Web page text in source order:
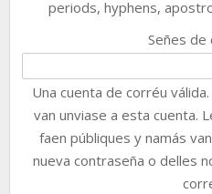
periods, hyphens,
Señes de
Una cuenta de corréu
van unviase a esta cuenta.
faen públiques y namás
nueva contraseña o delles